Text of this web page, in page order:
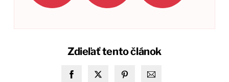
Zdieľať tento článok